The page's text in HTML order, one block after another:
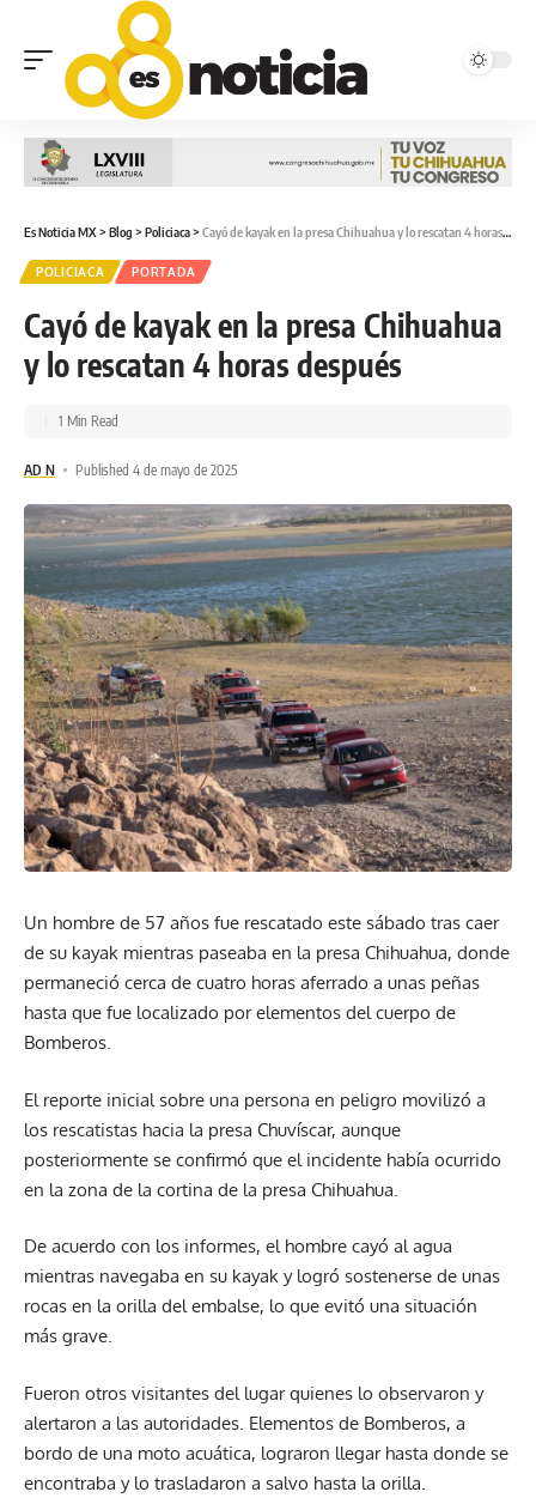
Es Noticia MX> Blog > Policiaca> Cayó de kayak en la presa Chihuahua y lo rescatan 4 horas después
POLICIACA PORTADA
Cayó de kayak en la presa Chihuahua
y lo rescatan 4 horas después
AD N Published 4 de mayo de 2025
1 Min Read
Un hombre de 57 años fue rescatado este sábado tras caer
de su kayak mientras paseaba en la presa Chihuahua, donde
permaneció cerca de cuatro horas aferrado a unas peñas
hasta que fue localizado por elementos del cuerpo de
Bomberos.
El reporte inicial sobre una persona en peligro movilizó a
los rescatistas hacia la presa Chuvíscar, aunque
posteriormente se confirmó que el incidente había ocurrido
en la zona de la cortina de la presa Chihuahua.
De acuerdo con los informes, el hombre cayó al agua
mientras navegaba en su kayak y logró sostenerse de unas
rocas en la orilla del embalse, lo que evitó una situación
más grave.
Fueron otros visitantes del lugar quienes lo observaron y
alertaron a las autoridades. Elementos de Bomberos, a
bordo de una moto acuática, lograron llegar hasta donde se
encontraba y lo trasladaron a salvo hasta la orilla.